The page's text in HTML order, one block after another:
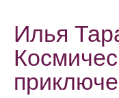
Илья